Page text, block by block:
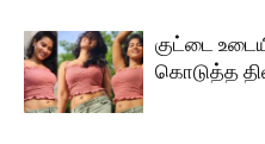
குட்டை
கொடுத்த